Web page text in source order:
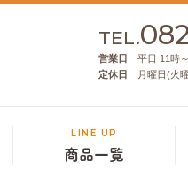
TEL.
営業日
平日 11時
定休日
月曜日(火
LINE UP
商品一覧